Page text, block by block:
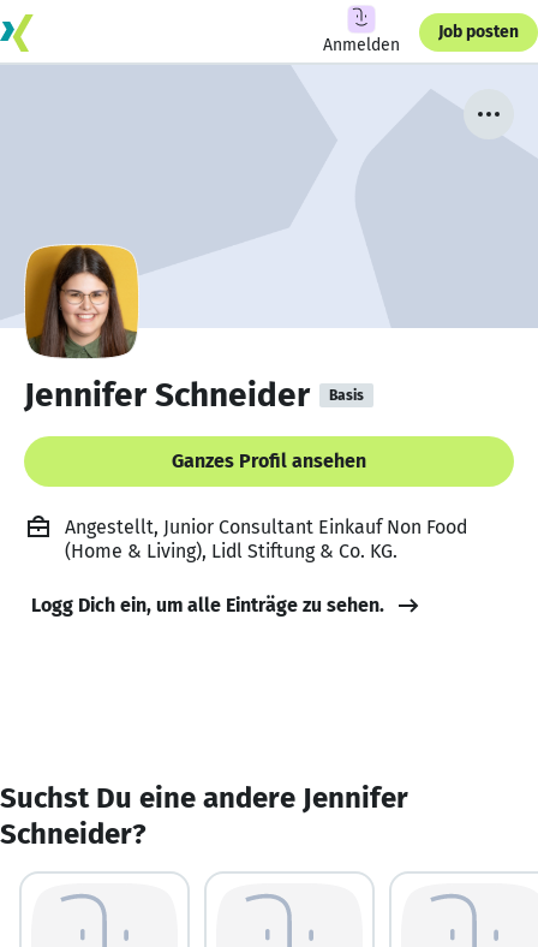
Anmelden
Job posten
Jennifer Schneider Basis
Ganzes Profil ansehen
Angestellt, Junior Consultant Einkauf Non Food
(Home & Living), Lidl Stiftung & Co. KG.
Logg Dich ein, um alle Einträge zu sehen.
Suchst Du eine andere Jennifer
Schneider?